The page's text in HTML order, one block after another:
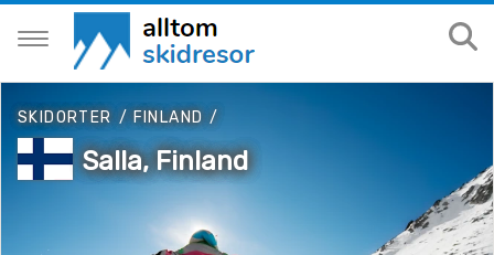
SKIDORTER / FINLAND /
Salla, Finland